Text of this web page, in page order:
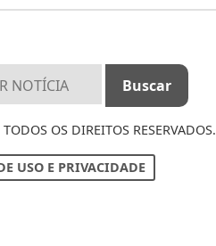
OS DIREITOS RESERVADOS.
USO E PRIVACIDADE